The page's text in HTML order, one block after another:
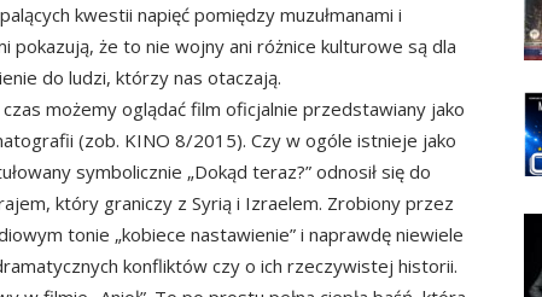
kwestii napięć pomiędzy muzułmanami i
pokazują, że to nie wojny ani różnice kulturowe są dla
do ludzi, którzy nas otaczają.
możemy oglądać film oficjalnie przedstawiany jako
(zob. KINO 8/2015). Czy w ogóle istnieje jako
symbolicznie „Dokąd teraz?” odnosił się do
który graniczy z Syrią i Izraelem. Zrobiony przez
tonie „kobiece nastawienie” i naprawdę niewiele
konfliktów czy o ich rzeczywistej historii.